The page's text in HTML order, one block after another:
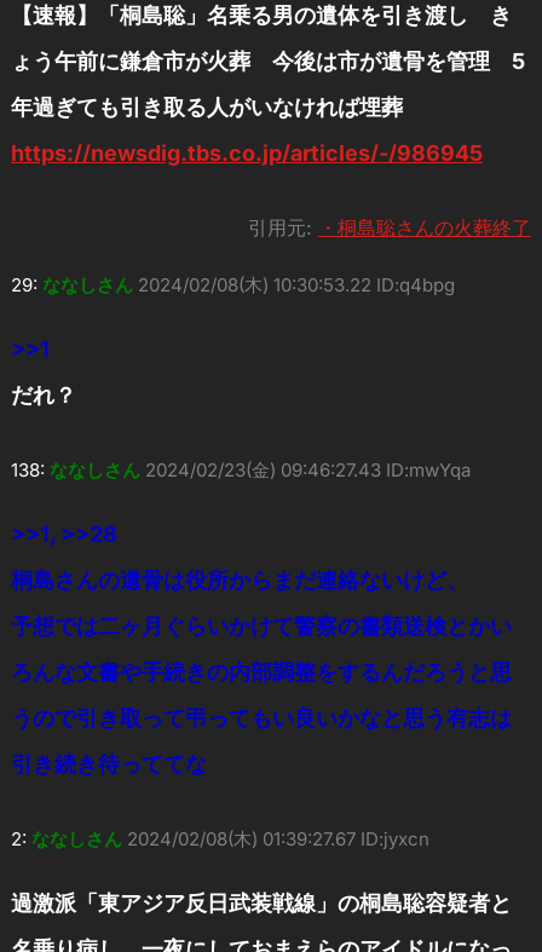
【速報】「桐島聡」名乗る男の遺体を引き渡し き
ょう午前に鎌倉市が火葬 今後は市が遺骨を管理 5
年過ぎても引き取る人がいなければ埋葬
https://newsdig.tbs.co.jp/articles/-/986945
引用元: ・桐島聡さんの火葬終了
29: ななしさん 2024/02/08(木) 10:30:53.22 ID:q4bpg
>>1
だれ？
138: ななしさん 2024/02/23(金) 09:46:27.43 ID:mwYqa
>>1, >>28
桐島さんの遺骨は役所からまだ連絡ないけど、
予想では二ヶ月ぐらいかけて警察の書類送検とかい
ろんな文書や手続きの内部調整をするんだろうと思
うので引き取って弔ってもい良いかなと思う有志は
引き続き待っててな
2: ななしさん 2024/02/08(木) 01:39:27.67 ID:jyxcn
過激派「東アジア反日武装戦線」の桐島聡容疑者と